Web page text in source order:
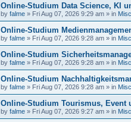
Online-Studium Data Science, KI
by falme » Fri Aug 07, 2026 9:29 am » in
Online-Studium
by falme » Fri Aug 07, 2026 9:28 am » in
Online-Studium
by falme » Fri Aug 07, 2026 9:28 am » in
Online-Studium
by falme » Fri Aug 07, 2026 9:28 am » in
Online-Studium Tourismus,
by falme » Fri Aug 07, 2026 9:27 am » in